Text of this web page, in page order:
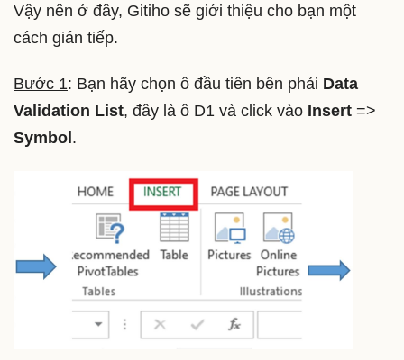
Vậy nên ở đây, Gitiho sẽ giới thiệu cho bạn một
cách gián tiếp.
Bước 1: Bạn hãy chọn ô đầu tiên bên phải Data
Validation List, đây là ô D1 và click vào Insert =>
Symbol .